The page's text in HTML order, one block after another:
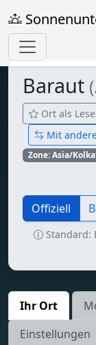
Baraut
Ort als
Mit
Zone: Asia/
Offiziell
Standard:
Ihr Ort
Einstellungen